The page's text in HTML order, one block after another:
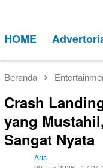
kontenMobile
HOME
Beranda
Crash
yang
Sangat Nyata
Aris